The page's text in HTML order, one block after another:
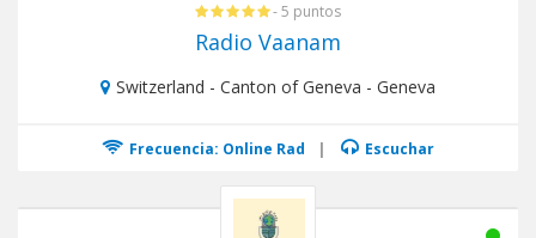
- 5 puntos
Radio Vaanam
Switzerland - Canton of Geneva - Geneva
Frecuencia: Online Rad | Escuchar